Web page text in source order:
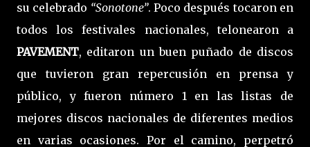
su celebrado “Sonotone”. Poco después tocaron en
todos los festivales nacionales, telonearon a
PAVEMENT, editaron un buen puñado de discos
que tuvieron gran repercusión en prensa y
público, y fueron número 1 en las listas de
mejores discos nacionales de diferentes medios
en varias ocasiones. Por el camino, perpetró